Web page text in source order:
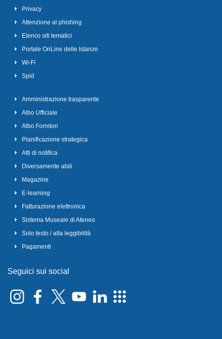
Privacy
Attenzione al phishing
Elenco siti tematici
Portale OnLine delle Istanze
Wi-Fi
Spid
Amministrazione trasparente
Albo Ufficiale
Albo Fornitori
Pianificazione strategica
Atti di notifica
Diversamente abili
Magazine
E-learning
Fatturazione elettronica
Sistema Museale di Ateneo
Solo testo / alta leggibilità
Pagamenti
Seguici sui social